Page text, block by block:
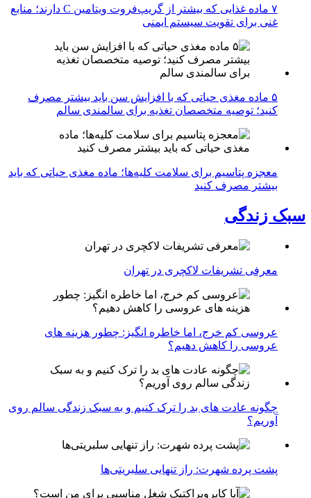
۷ ماده غذایی که بیشتر از گریپ‌فروت ویتامین C دارند؛ منابع
غنی برای تقویت سیستم ایمنی
۵ ماده مغذی حیاتی که با افزایش سن باید بیشتر مصرف
کنید؛ توصیه متخصصان تغذیه برای سالمندی سالم
معجزه پتاسیم برای سلامت کلیه‌ها؛ ماده مغذی حیاتی که باید
بیشتر مصرف کنید
سبک زندگی
معرفی تشریفات لاکچری در تهران
عروسی کم خرج، اما خاطره انگیز: چطور هزینه های
عروسی را کاهش دهیم؟
چگونه عادت‌ های بد را ترک کنیم و به سبک زندگی سالم روی
آوریم؟
پشت پرده شهرت: راز تنهایی سلبریتی‌ها